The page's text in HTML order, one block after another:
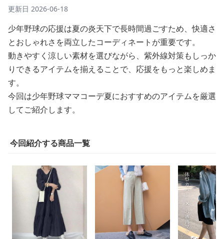
更新日 2026-06-18
少年野球の応援は夏の炎天下で長時間過ごすため、快適さ
とおしゃれさを両立したコーディネートが重要です。
動きやすく涼しい素材を選びながら、紫外線対策もしっか
りできるアイテムを揃えることで、応援をもっと楽しめま
す。
今回は少年野球ママコーデ夏におすすめのアイテムを厳選
してご紹介します。
今回紹介する商品一覧